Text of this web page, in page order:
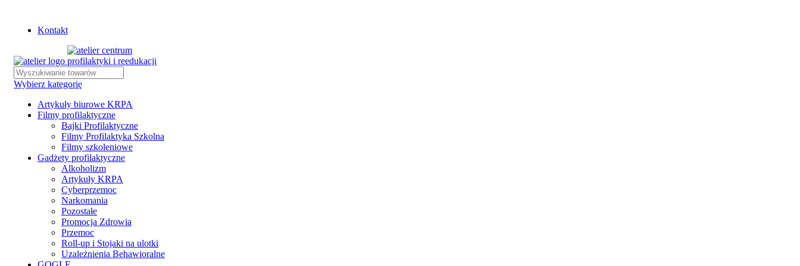
Kontakt
Wybierz kategorię
Artykuły biurowe KRPA
Filmy profilaktyczne
Bajki Profilaktyczne
Filmy Profilaktyka Szkolna
Filmy szkoleniowe
Gadżety profilaktyczne
Alkoholizm
Artykuły KRPA
Cyberprzemoc
Narkomania
Pozostałe
Promocja Zdrowia
Przemoc
Roll-up i Stojaki na ulotki
Uzależnienia Behawioralne